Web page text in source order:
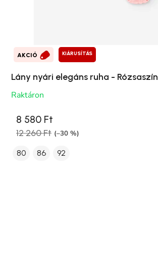
AKCIÓ KIÁRUSÍTÁS
Lány nyári elegáns ruha - Rózsaszín
Raktáron
8 580 Ft
12 260 Ft (–30 %)
80 86 92